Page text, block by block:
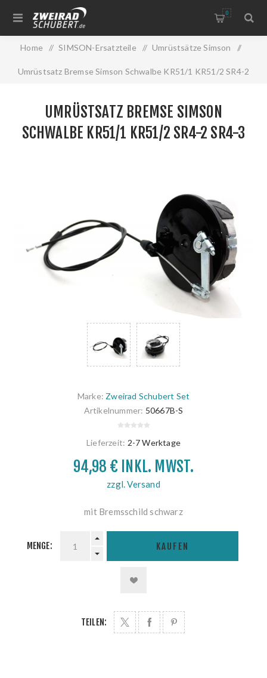
0
Home / SIMSON-Ersatzteile / Umrüstsätze Simson /
Umrüstsatz Bremse Simson Schwalbe KR51/1 KR51/2 SR4-2
UMRÜSTSATZ BREMSE SIMSON
SCHWALBE KR51/1 KR51/2 SR4-2 SR4-3
Marke: Zweirad Schubert Set
Artikelnummer: 50667B-S
Lieferzeit: 2-7 Werktage
94,98 € INKL. MWST.
zzgl. Versand
mit Bremsschild schwarz
MENGE: KAUFEN
TEILEN: